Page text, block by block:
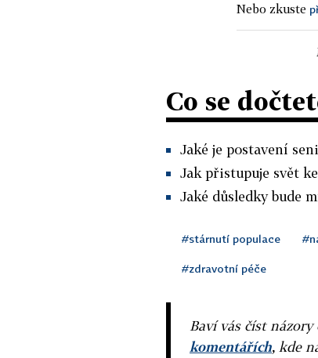
Nebo zkuste
Co se
Jaké je postavení
Jak přistupuje svět
Jaké důsledky bude
#stárnutí populace
#zdravotní péče
Baví vás číst
komentářích, kde